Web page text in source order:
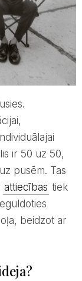
ir 50 uz 50,
pusēm. Tas
attiecības tiek
beidzot ar